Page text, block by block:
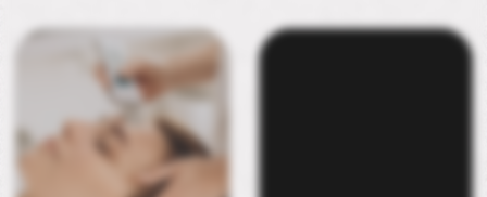
Олиджио
(Oligio)
ПОДРОБНЕЕ
Фитнес для
на Аппарате
ПОДРОБНЕЕ